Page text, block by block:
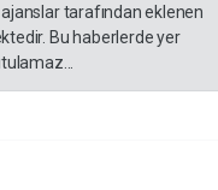
tarafından eklenen
Bu haberlerde yer